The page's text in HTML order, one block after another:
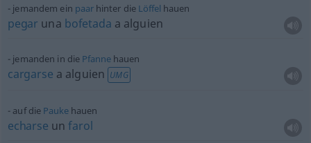
jemandem ein paarhinter die Löffel hauen
pegar una bofetada a alguien
jemanden in die Pfannehauen
cargarse a alguien UMG
auf die Paukehauen
echarse unfarol